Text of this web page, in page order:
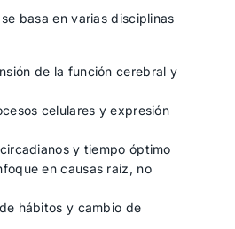
basa en varias disciplinas
de la función cerebral y
celulares y expresión
y tiempo óptimo
en causas raíz, no
hábitos y cambio de